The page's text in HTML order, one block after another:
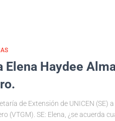
Elena Haydee
de Extensión de UNICEN (SE)
(VTGM). SE: Elena, ¿se acuerda